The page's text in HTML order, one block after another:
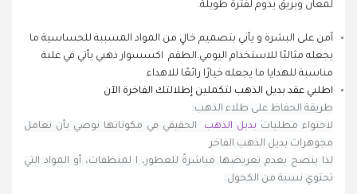
لمعان وبريق يدوم لفترة طويلة.
آمن على البشرة و يأني بتصميم خالٍ من المواد المسببة للحساسية ما
يجعله مثاليًا للاستخدام اليومي.الطقم اكسسوار ذهبي يأتي في علبة
مناسبة للهدايا ما يجعله خيارًا رائعًا للاهداء
اطلبي عقد بديل الذهب لتكملين إطلالتك الفاخرة الآن
طريقة الحفاظ على طلاء الذهب:
لاحتواء مطليات بديل الذهب
الحقيقي في مكوناتها نوصي بأن تعامل
مجوهرات بديل الذهب الفاخر
لذا ينصح بعدم تعريضها مباشرةً للعطور، ا لمنظفات، أو المواد التي
تحتوي نسبة من الكحول.